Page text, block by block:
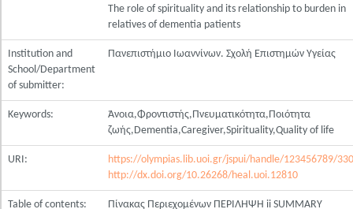
The role of spirituality and its relationship to burden in
relatives of dementia patients
Institution and
School/Department
of submitter:
Πανεπιστήμιο Ιωαννίνων. Σχολή Επιστημών Υγείας
Keywords:
Άνοια,Φροντιστής,Πνευματικότητα,Ποιότητα
ζωής,Dementia,Caregiver,Spirituality,Quality of life
URI:
https://olympias.lib.uoi.gr/jspui/handle/123456789/
http://dx.doi.org/10.26268/heal.uoi.12810
Table of contents:
Πίνακας Περιεχομένων ΠΕΡΙΛΗΨΗ ii SUMMARY